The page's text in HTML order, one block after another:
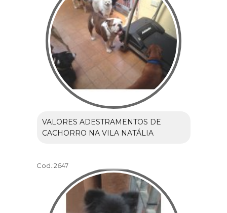
VALORES ADESTRAMENTOS DE
CACHORRO NA VILA NATÁLIA
Cod.:2647